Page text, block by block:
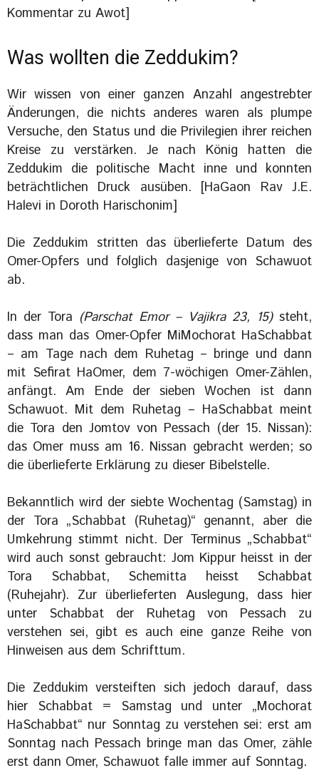
Kommentar zu Awot]
Was wollten die Zeddukim?
Wir wissen von einer ganzen Anzahl angestrebter
Änderungen, die nichts anderes waren als plumpe
Versuche, den Status und die Privilegien ihrer reichen
Kreise zu verstärken. Je nach König hatten die
Zeddukim die politische Macht inne und konnten
beträchtlichen Druck ausüben. [HaGaon Rav J.E.
Halevi in Doroth Harischonim]
Die Zeddukim stritten das überlieferte Datum des
Omer-Opfers und folglich dasjenige von Schawuot
ab.
In der Tora (Parschat Emor – Vajikra 23, 15) steht,
dass man das Omer-Opfer MiMochorat HaSchabbat
– am Tage nach dem Ruhetag – bringe und dann
mit Sefirat HaOmer, dem 7-wöchigen Omer-Zählen,
anfängt. Am Ende der sieben Wochen ist dann
Schawuot. Mit dem Ruhetag – HaSchabbat meint
die Tora den Jomtov von Pessach (der 15. Nissan):
das Omer muss am 16. Nissan gebracht werden; so
die überlieferte Erklärung zu dieser Bibelstelle.
Bekanntlich wird der siebte Wochentag (Samstag) in
der Tora „Schabbat (Ruhetag)“ genannt, aber die
Umkehrung stimmt nicht. Der Terminus „Schabbat“
wird auch sonst gebraucht: Jom Kippur heisst in der
Tora Schabbat, Schemitta heisst Schabbat
(Ruhejahr). Zur überlieferten Auslegung, dass hier
unter Schabbat der Ruhetag von Pessach zu
verstehen sei, gibt es auch eine ganze Reihe von
Hinweisen aus dem Schrifttum.
Die Zeddukim versteiften sich jedoch darauf, dass
hier Schabbat = Samstag und unter „Mochorat
HaSchabbat“ nur Sonntag zu verstehen sei: erst am
Sonntag nach Pessach bringe man das Omer, zähle
erst dann Omer, Schawuot falle immer auf Sonntag.